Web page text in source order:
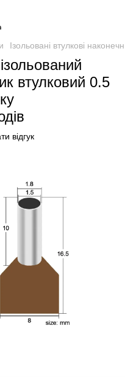
Ізольовані втулкові
втулковий 0.5
відгук